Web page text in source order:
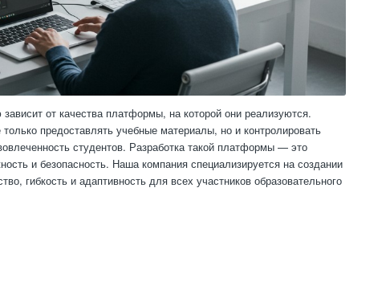
от качества платформы, на которой они реализуются.
предоставлять учебные материалы, но и контролировать
студентов. Разработка такой платформы — это
и безопасность. Наша компания специализируется на создании
гибкость и адаптивность для всех участников образовательного